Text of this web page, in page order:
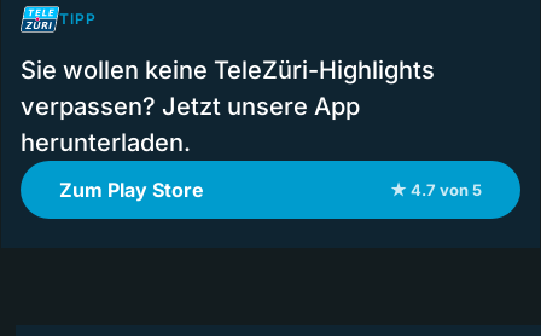
TIPP
Sie wollen keine TeleZüri-Highlights
verpassen? Jetzt unsere App
herunterladen.
Zum Play Store ★ 4.7 von 5